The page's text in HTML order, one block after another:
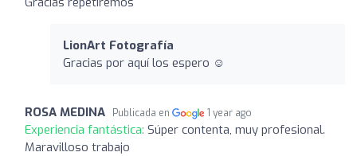
LionArt Fotografía
Gracias por aquí los espero ☺️
ROSA MEDINA Publicada en 1 year ago
Experiencia fantástica: Súper contenta, muy profesional.
Maravilloso trabajo